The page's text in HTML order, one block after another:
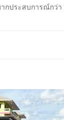
กประสบการณ์กว่า